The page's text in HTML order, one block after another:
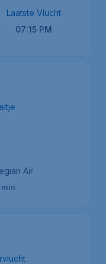
Laatste Vlucht
07:15 PM
Air
min